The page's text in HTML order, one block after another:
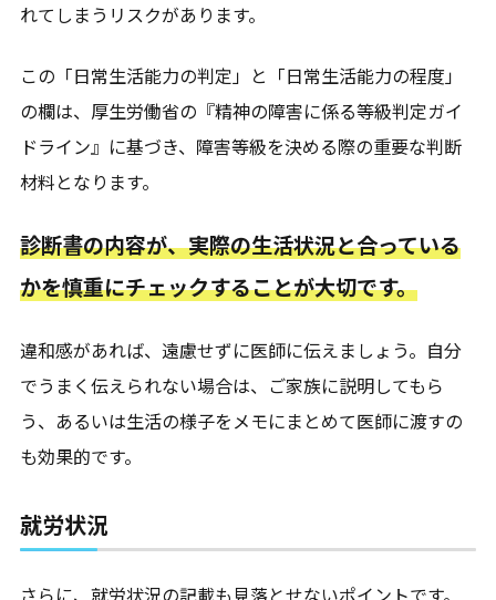
れてしまうリスクがあります。
この「日常生活能力の判定」と「日常生活能力の程度」
の欄は、厚生労働省の『精神の障害に係る等級判定ガイ
ドライン』に基づき、障害等級を決める際の重要な判断
材料となります。
診断書の内容が、実際の生活状況と合っている
かを慎重にチェックすることが大切です。
違和感があれば、遠慮せずに医師に伝えましょう。自分
でうまく伝えられない場合は、ご家族に説明してもら
う、あるいは生活の様子をメモにまとめて医師に渡すの
も効果的です。
就労状況
さらに、就労状況の記載も見落とせないポイントです。